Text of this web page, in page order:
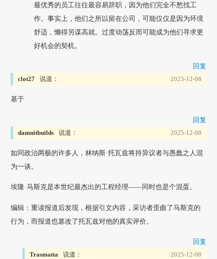
最优秀的员工往往最容易辞职，因为他们完全不愁找工
作。事实上，他们之所以留在公司，可能仅仅是因为环境
舒适，懒得另谋高就。过度动荡反而可能成为他们寻求更
好机会的契机。
回复
clot27 说道： 2025-12-08
基于
回复
damnitbuilds 说道： 2025-12-08
如同政治两极的许多人，林纳斯·托瓦兹将持异议者与愚蠢之人混
为一谈。
埃隆·马斯克是本世纪最杰出的工程经理——同时也是个混蛋。
编辑：重读报道后发现，根据引文内容，采访者歪曲了马斯克的
行为，而报道也篡改了托瓦兹对他的真实评价。
回复
Trasmatta 说道： 2025-12-08